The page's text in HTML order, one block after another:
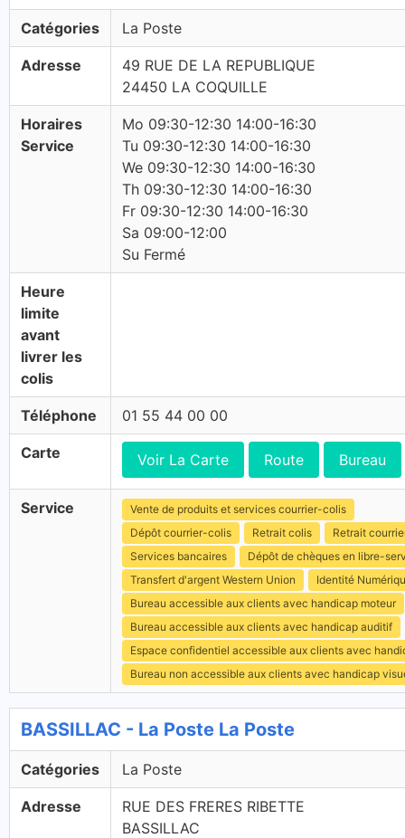
Catégories La Poste
Adresse
49 RUE DE LA REPUBLIQUE
24450 LA COQUILLE
Horaires
Service
Mo 09:30-12:30 14:00-16:30
Tu 09:30-12:30 14:00-16:30
We 09:30-12:30 14:00-16:30
Th 09:30-12:30 14:00-16:30
Fr 09:30-12:30 14:00-16:30
Sa 09:00-12:00
Su Fermé
Heure
limite
avant
livrer les
colis
Téléphone 01 55 44 00 00
Carte Voir La Carte Route Bureau
Service
Vente de produits et services courrier-colis
Dépôt courrier-colis
Retrait colis
Retrait
Services bancaires
Dépôt de chèques en libre-
Transfert d'argent Western Union
Identité
Bureau accessible aux clients avec handicap moteur
Bureau accessible aux clients avec handicap auditif
Espace confidentiel accessible aux clients avec
Bureau non accessible aux clients avec handicap
BASSILLAC - La Poste La Poste
Catégories La Poste
Adresse
RUE DES FRERES RIBETTE
BASSILLAC